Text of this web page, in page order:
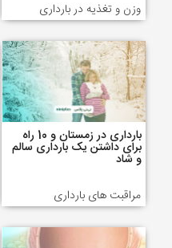
وزن و تغذیه در بارداری
بارداری در زمستان و 10 راه
برای داشتن یک بارداری سالم
و شاد
مراقبت های بارداری